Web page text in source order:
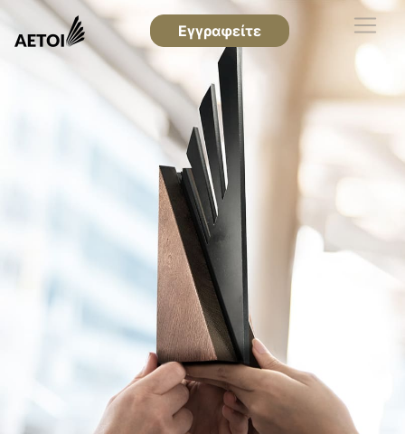
Εγγραφείτε